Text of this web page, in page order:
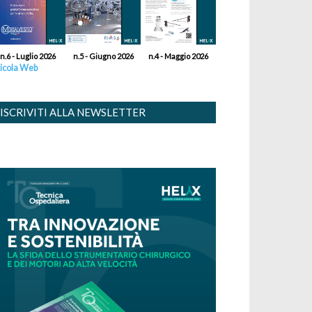
n.6 - Luglio 2026 n.5 - Giugno 2026 n.4 - Maggio 2026
Web
ISCRIVITI ALLA NEWSLETTER